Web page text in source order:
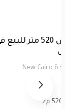
القاهرة الجديدة New Cairo